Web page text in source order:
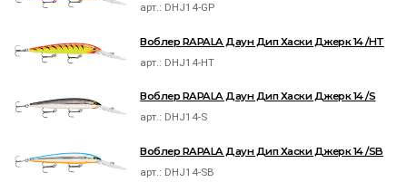
арт.: DHJ14-GP
Воблер RAPALA Даун Дип Хаски Джерк 14 /HT
арт.: DHJ14-HT
Воблер RAPALA Даун Дип Хаски Джерк 14 /S
арт.: DHJ14-S
Воблер RAPALA Даун Дип Хаски Джерк 14 /SB
арт.: DHJ14-SB